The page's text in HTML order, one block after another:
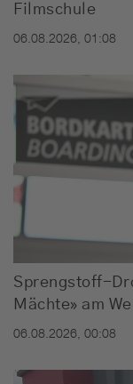
Filmschule
06.08.2026, 01:08
Sprengstoff-
Mächte» am
06.08.2026, 00:08